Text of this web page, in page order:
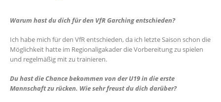
Warum hast du dich für den VfR Garching entschieden?
Ich habe mich für den VfR entschieden, da ich letzte Saison schon die
Möglichkeit hatte im Regionaligakader die Vorbereitung zu spielen
und regelmäßig mit zu trainieren.
Du hast die Chance bekommen von der U19 in die erste
Mannschaft zu rücken. Wie sehr freust du dich darüber?